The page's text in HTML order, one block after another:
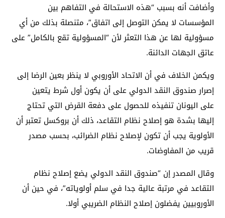
وأضافت أنه بسبب “هذه الاستحالة في التفاهم بين
المؤسسات لا يمكن التوصل إلى اتفاق”، متنصلة بذلك من أي
مسؤولية لها عن هذا التعثر لأن “المسؤولية تقع بالكامل” على
عاتق الجهات الدائنة.
ويكمن الخلاف في أن الاتحاد الأوروبي لا ينظر بعين الرضا إلى
إصرار صندوق النقد الدولي على أن يكون أول شرط يتعين
على اليونان تنفيذه للحصول على دفعة القرض التي تحتاج
إليها بشدة هو إصلاح نظام التقاعد، ذلك أن بروكسل تعتبر أن
الأولوية يجب أن تكون لإصلاح نظام الضرائب، بحسب مصدر
قريب من المفاوضات.
وقال المصدر إن “صندوق النقد الدولي يضع إصلاح نظام
التقاعد في مرتبة عالية جدا في سلم أولوياته”، في حين أن
الأوروبيين يفضلون إصلاح النظام الضريبي أولا.